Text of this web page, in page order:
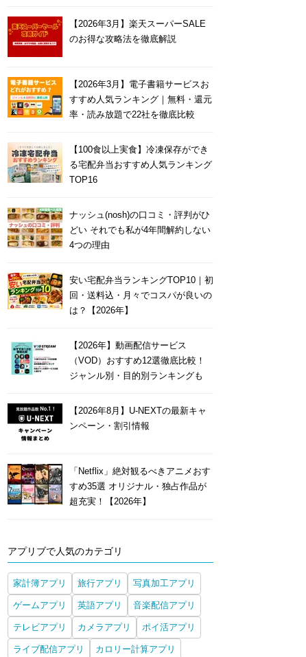
【2026年3月】楽天スーパーSALE
のお得な攻略法を徹底解説
【2026年3月】電子書籍サービスお
すすめ人気ランキング｜無料・還元
率・読み放題で22社を徹底比較
【100食以上実食】冷凍保存ができ
る宅配弁当おすすめ人気ランキング
TOP16
ナッシュ(nosh)の口コミ・評判がひ
どい それでも私が4年間解約しない
4つの理由
安い宅配弁当ランキングTOP10｜初
回・送料込・月々でコスパが良いの
は？【2026年】
【2026年】動画配信サービス
（VOD）おすすめ12選徹底比較！
ジャンル別・目的別ランキングも
【2026年8月】U-NEXTの最新キャ
ンペーン・割引情報
「Netflix」絶対観るべきアニメおす
すめ35選 オリジナル・独占作品が
超充実！【2026年】
アプリブで人気のカテゴリ
家計簿アプリ 旅行アプリ 写真加工アプリ
ゲームアプリ 英語アプリ 音楽配信アプリ
テレビアプリ カメラアプリ ポイ活アプリ
ライブ配信アプリ カロリー計算アプリ